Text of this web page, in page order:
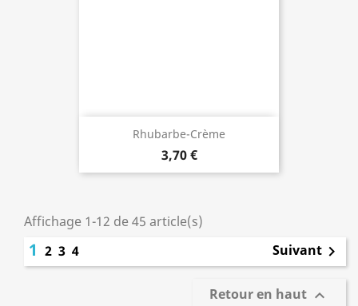
Rhubarbe-Crème
3,70 €
Affichage 1-12 de 45 article(s)
1 2 3 4 Suivant 
Retour en haut 